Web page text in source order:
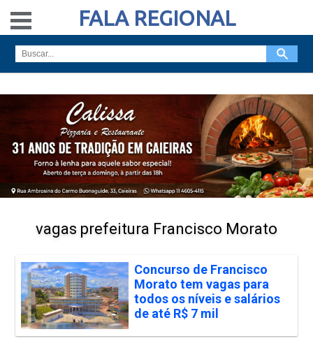
FALA REGIONAL
vagas prefeitura Francisco Morato
Concurso de Francisco
Morato tem vagas para
todos os níveis e salários
de até R$ 7 mil